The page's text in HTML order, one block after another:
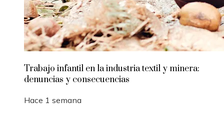
Trabajo infantil en la industria textil y minera:
denuncias y consecuencias
Hace 1 semana